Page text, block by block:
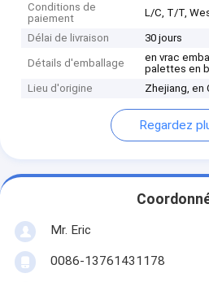
Conditions de
paiement
L/C, T/T,
Délai de livraison 30 jours
Détails d'emballage
en vrac
palettes en
Lieu d'origine
Zhejiang, en
Regardez
Mr. Eric
0086-13761431178